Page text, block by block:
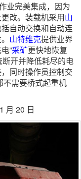
业完美集成，因为
改。装载机采用山
自动交换和自动连
山特维克提供业界
”采矿更快地恢复
开并降低耗尽的电
同时操作员控制交
不需要桥式起重机
月 20 日